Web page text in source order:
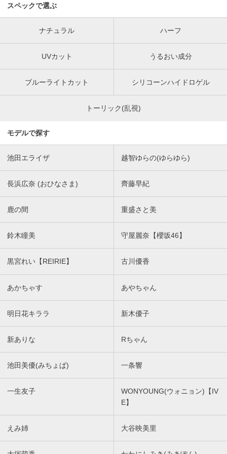
スペックで選ぶ
ナチュラル ハーフ
UVカット うるおい成分
ブルーライトカット シリコーンハイドロゲル
トーリック(乱視)
モデルで探す
池田エライザ 越智ゆらの(ゆらゆら)
長浜広奈 (おひなさま) 齊藤早紀
鹿の間 重盛さと美
鈴木瞳美 守屋麗奈【櫻坂46】
黒宮れい【REIRIE】 古川優香
あかちゃす あやちゃん
明日花キララ 新木優子
新ありな Rちゃん
池田美優(みちょぱ) 一条響
一生友子
WONYOUNG(ウォニョン)【IV
E】
えみ姉 大谷映美里